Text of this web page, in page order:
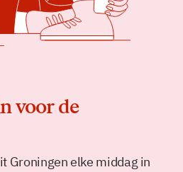
voor de
Groningen elke middag in